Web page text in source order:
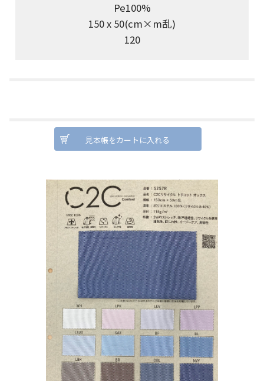
Pe100%
150 x 50(cm×m乱)
120
見本帳をカートに入れる